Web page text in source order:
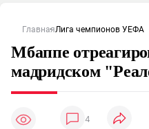
ГлавнаяЛига чемпионов УЕФА
Мбаппе
мадридском
4